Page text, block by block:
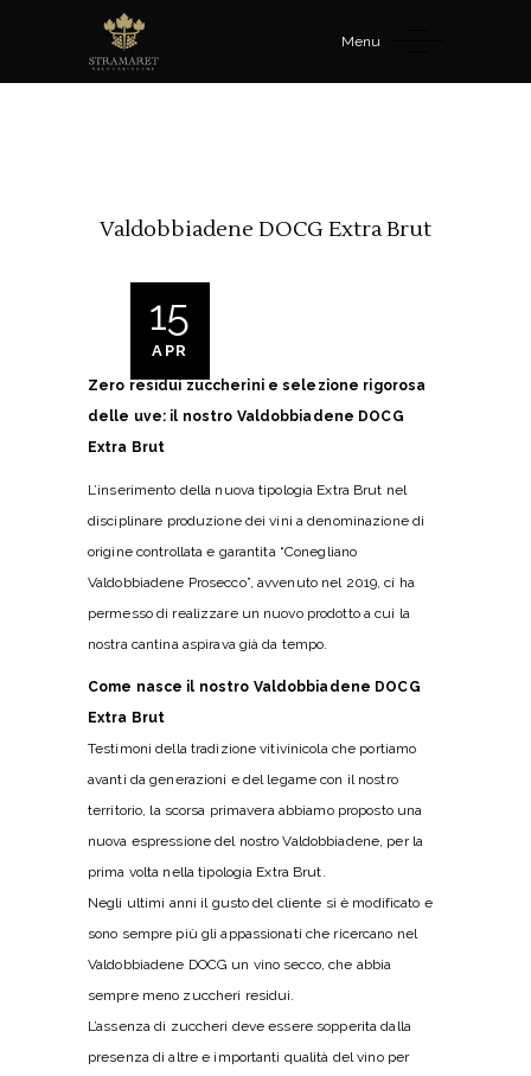
Menu
Valdobbiadene DOCG Extra Brut
15
APR
Zero residui zuccherini e selezione rigorosa
delle uve: il nostro Valdobbiadene DOCG
Extra Brut
L’inserimento della nuova tipologia Extra Brut nel
disciplinare produzione dei vini a denominazione di
origine controllata e garantita “Conegliano
Valdobbiadene Prosecco”, avvenuto nel 2019, ci ha
permesso di realizzare un nuovo prodotto a cui la
nostra cantina aspirava già da tempo.
Come nasce il nostro Valdobbiadene DOCG
Extra Brut
Testimoni della tradizione vitivinicola che portiamo
avanti da generazioni e del legame con il nostro
territorio, la scorsa primavera abbiamo proposto una
nuova espressione del nostro Valdobbiadene, per la
prima volta nella tipologia Extra Brut.
Negli ultimi anni il gusto del cliente si è modificato e
sono sempre più gli appassionati che ricercano nel
Valdobbiadene DOCG un vino secco, che abbia
sempre meno zuccheri residui.
L’assenza di zuccheri deve essere sopperita dalla
presenza di altre e importanti qualità del vino per